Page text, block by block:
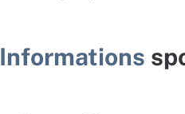
Informations